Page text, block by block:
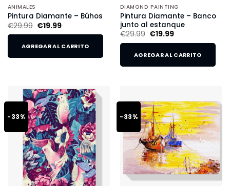
ANIMALES
Pintura Diamante – Búhos
€29.99 €19.99
AGREGAR AL CARRITO
DIAMOND PAINTING
Pintura Diamante – Banco
junto al estanque
€29.99 €19.99
AGREGAR AL CARRITO
-33% -33%